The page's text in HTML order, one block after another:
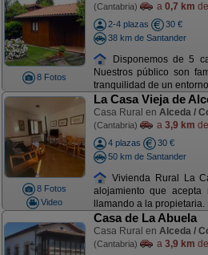
8 Fotos
(Cantabria) a 0,7 km
2-4 plazas
30 €
38 km de Santander
Disponemos de 5
Nuestros público son
tranquilidad de un
8 Fotos
Video
La Casa Vieja de
Casa Rural en Alceda /
(Cantabria) a 3,9 km
4 plazas
30 €
50 km de Santander
Vivienda Rural La
alojamiento que acepta
llamando a la
Casa de La Abuela
Casa Rural en Alceda /
(Cantabria) a 3,9 km